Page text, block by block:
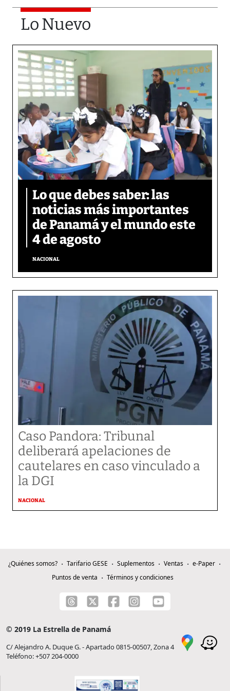
Lo Nuevo
Lo que debes saber: las
noticias más importantes
de Panamá y el mundo este
4 de agosto
NACIONAL
Caso Pandora: Tribunal
deliberará apelaciones de
cautelares en caso vinculado a
la DGI
NACIONAL
¿Quiénes somos? Tarifario GESE Suplementos Ventas
e-Paper
Puntos de venta
Términos y condiciones
© 2019 La Estrella de Panamá
C/ Alejandro A. Duque G. - Apartado 0815-00507, Zona 4
Teléfono: +507 204-0000